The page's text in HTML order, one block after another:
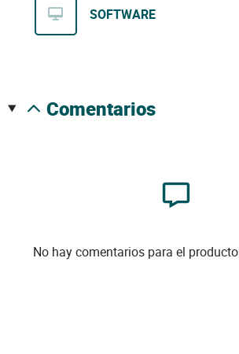
SOFTWARE
comentarios
No hay comentarios para el producto